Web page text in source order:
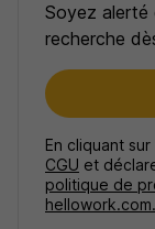
Soyez alerté
recherche
En cliquant
CGU et
politique de
hellowork.com.